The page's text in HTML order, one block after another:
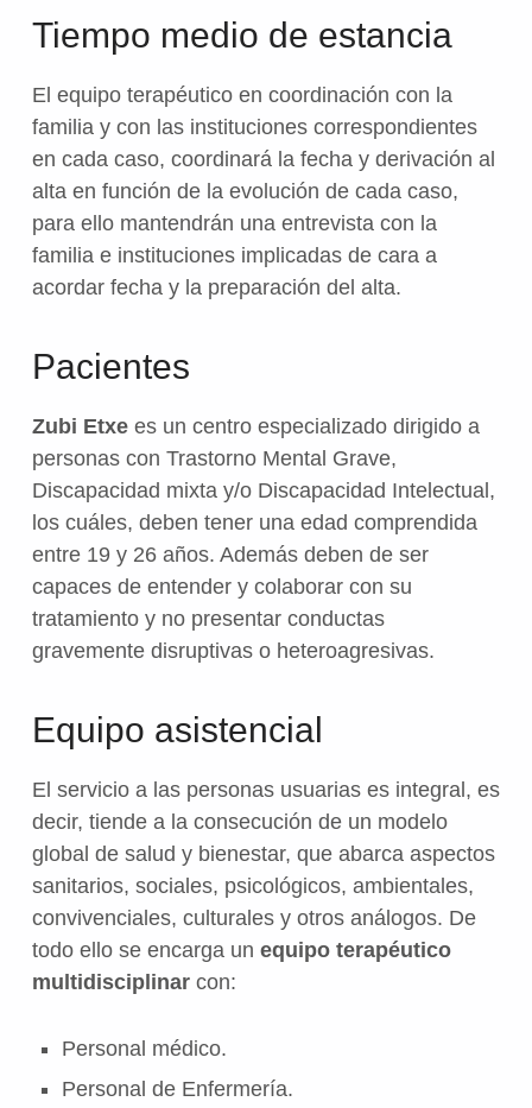
Tiempo medio de estancia
El equipo terapéutico en coordinación con la
familia y con las instituciones correspondientes
en cada caso, coordinará la fecha y derivación al
alta en función de la evolución de cada caso,
para ello mantendrán una entrevista con la
familia e instituciones implicadas de cara a
acordar fecha y la preparación del alta.
Pacientes
Zubi Etxees un centro especializado dirigido a
personas con Trastorno Mental Grave,
Discapacidad mixta y/o Discapacidad Intelectual,
los cuáles, deben tener una edad comprendida
entre 19 y 26 años. Además deben de ser
capaces de entender y colaborar con su
tratamiento y no presentar conductas
gravemente disruptivas o heteroagresivas.
Equipo asistencial
El servicio a las personas usuarias es integral, es
decir, tiende a la consecución de un modelo
global de salud y bienestar, que abarca aspectos
sanitarios, sociales, psicológicos, ambientales,
convivenciales, culturales y otros análogos. De
todo ello se encarga un equipo terapéutico
multidisciplinarcon:
Personal médico.
Personal de Enfermería.